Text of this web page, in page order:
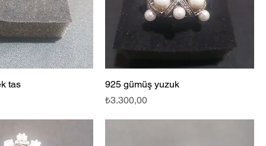
tas
925 gümüş yuzuk
Fiyat
₺3.300,00